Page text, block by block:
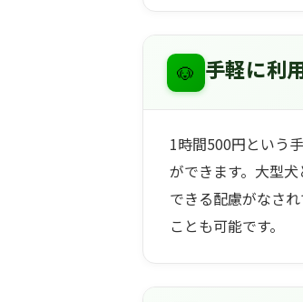
🐶 手軽に利
1時間500円という
ができます。大型
できる配慮がなさ
ことも可能です。